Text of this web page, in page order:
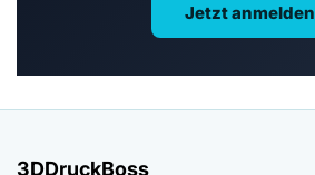
Jetzt anmelden
3DDruckBoss